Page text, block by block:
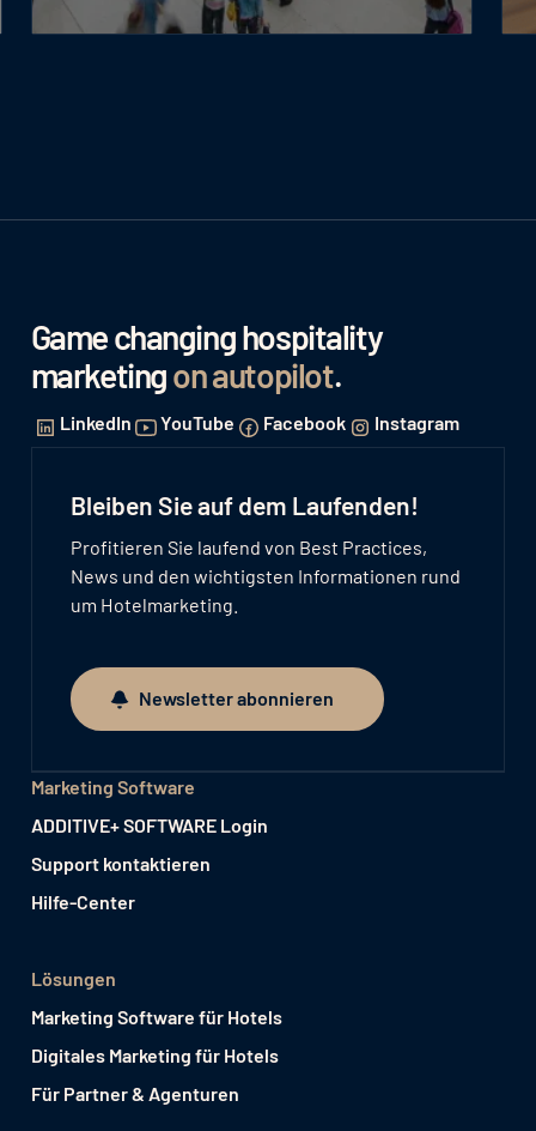
Game changing hospitality
marketingon autopilot.
LinkedIn YouTube Facebook Instagram
Bleiben Sie auf dem Laufenden!
Profitieren Sie laufend von Best Practices,
News und den wichtigsten Informationen rund
um Hotelmarketing.
Newsletter abonnieren
Newsletter abonnieren
Marketing Software
ADDITIVE+ SOFTWARE Login
Support kontaktieren
Hilfe-Center
Lösungen
Marketing Software für Hotels
Digitales Marketing für Hotels
Für Partner & Agenturen